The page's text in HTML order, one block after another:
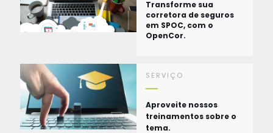
Transforme sua
corretora de seguros
em SPOC, com o
OpenCor.
SERVIÇO
Aproveite nossos
treinamentos sobre o
tema.